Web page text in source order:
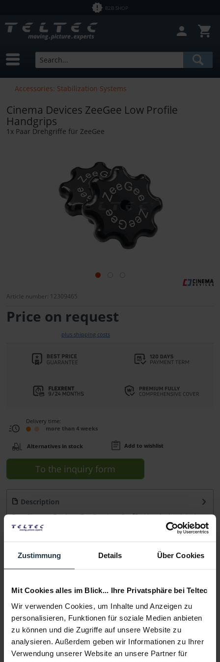
Zustimmung Details Über Cookies
Mit Cookies alles im Blick... Ihre Privatsphäre bei Teltec
Wir verwenden Cookies, um Inhalte und Anzeigen zu
personalisieren, Funktionen für soziale Medien anbieten
zu können und die Zugriffe auf unsere Website zu
analysieren. Außerdem geben wir Informationen zu Ihrer
Verwendung unserer Website an unsere Partner für
B2B SHOP
Accessories: Stabilization Systems
Cinema Devices ZeeGee Low Profile
Handgrips
1x Paar Drehgriffe für ZeeGee
Article number: 12309465
Price on request
plus shipping costs
Delivery time:
more than 4 weeks
Alternatives in stock Add to wishlist
To the inquiry form
Description
Das Cinema Devices ZeeGee Low Profile Handgrips ist ein
Paar flacher Drehgriffe, die mit den...
Consultation
Manufacturer & Product Safety Information
Folgende Infos zum Hersteller sind verfübar...... more
More articles from +++ Cinema Devices +++ look at